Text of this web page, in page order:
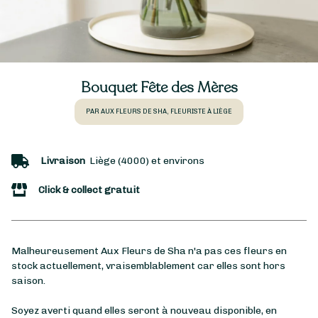
Bouquet Fête des Mères
PAR AUX FLEURS DE SHA, FLEURISTE À LIÈGE
Livraison Liège (4000) et environs
Click & collect gratuit
Malheureusement Aux Fleurs de Sha n'a pas ces fleurs en
stock actuellement, vraisemblablement car elles sont hors
saison.
Soyez averti quand elles seront à nouveau disponible, en